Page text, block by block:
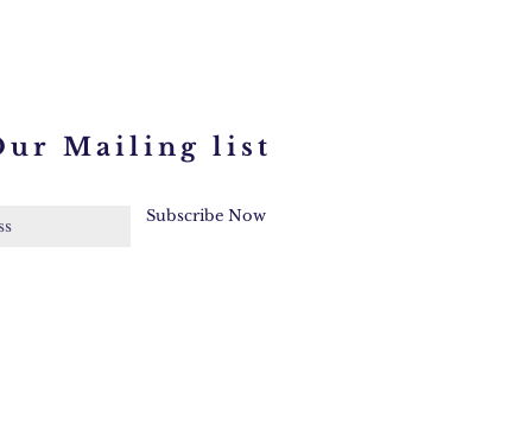
Mailing list
Subscribe Now